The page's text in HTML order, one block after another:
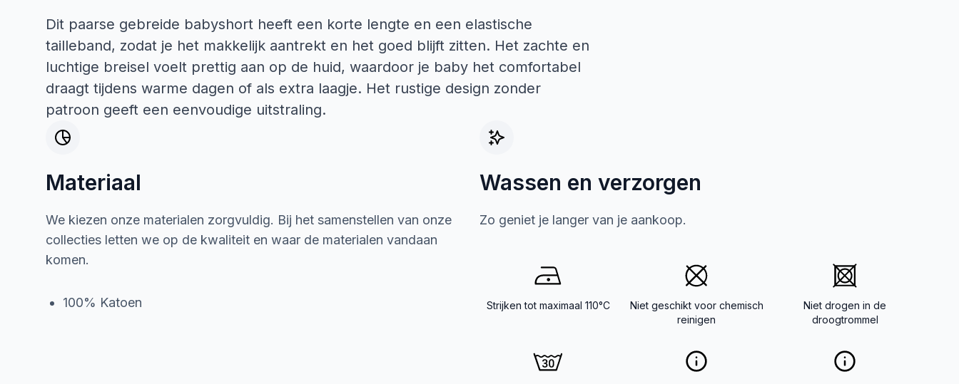
Dit paarse gebreide babyshort heeft een korte lengte en een elastische
tailleband, zodat je het makkelijk aantrekt en het goed blijft zitten. Het zachte en
luchtige breisel voelt prettig aan op de huid, waardoor je baby het comfortabel
draagt tijdens warme dagen of als extra laagje. Het rustige design zonder
patroon geeft een eenvoudige uitstraling.
Materiaal
We kiezen onze materialen zorgvuldig. Bij het samenstellen van onze
collecties letten we op de kwaliteit en waar de materialen vandaan
komen.
100% Katoen
Wassen en verzorgen
Zo geniet je langer van je aankoop.
Strijken tot maximaal 110°C
Niet geschikt voor chemisch
reinigen
Niet drogen in de
droogtrommel